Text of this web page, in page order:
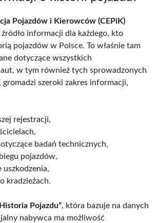
Pojazdów i Kierowców (CEPiK)
informacji dla każdego, kto
pojazdów w Polsce. To właśnie tam
dotyczące wszystkich
w tym również tych sprowadzonych
gromadzi szeroki zakres informacji,
rejestracji,
badań technicznych,
pojazdów,
uszkodzenia,
kradzieżach.
Pojazdu”, która bazuje na danych
nabywca ma możliwość